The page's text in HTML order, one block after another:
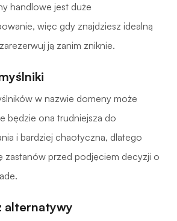
handlowe jest duże
więc gdy znajdziesz idealną
ją zanim zniknie.
w nazwie domeny może
będzie ona trudniejsza do
i bardziej chaotyczna, dlatego
zastanów przed podjęciem decyzji o
alternatywy